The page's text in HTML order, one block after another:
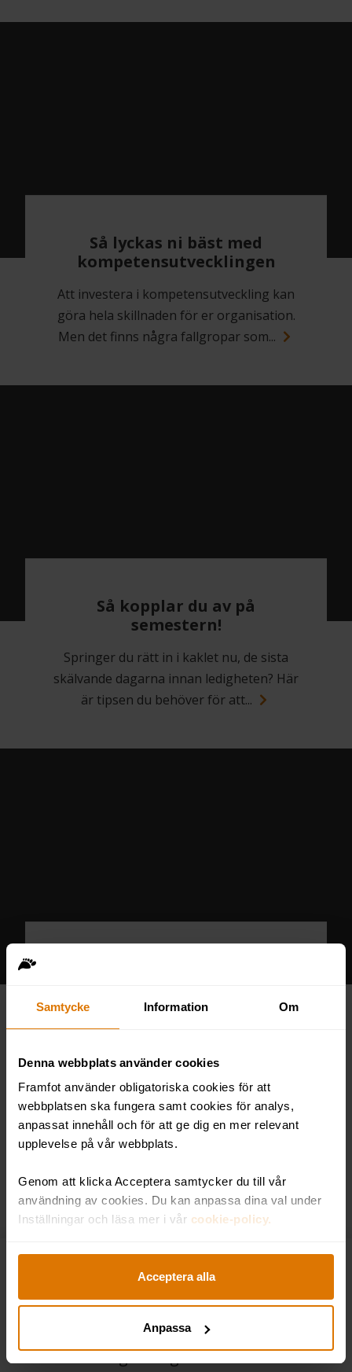
Samtycke Information Om
Denna webbplats använder cookies
Framfot använder obligatoriska cookies för att
webbplatsen ska fungera samt cookies för analys,
anpassat innehåll och för att ge dig en mer relevant
upplevelse på vår webbplats.
Genom att klicka Acceptera samtycker du till vår
användning av cookies. Du kan anpassa dina val under
Inställningar och läsa mer i vår cookie-policy.
Acceptera alla
Anpassa
Så lyckas ni bäst med
kompetensutvecklingen
Att investera i kompetensutveckling kan
göra hela skillnaden för er organisation.
Men det finns några fallgropar som...
Så kopplar du av på
semestern!
Springer du rätt in i kaklet nu, de sista
skälvande dagarna innan ledigheten? Här
är tipsen du behöver för att...
smidig plan ställs på ända...
Kontakta oss
Har du några frågor så är du varmt